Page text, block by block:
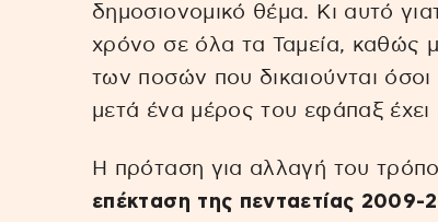
δημοσιονομικό θέμα. Κι αυτό
χρόνο σε όλα τα Ταμεία, καθώς
των ποσών που δικαιούνται
μετά ένα μέρος του εφάπαξ
Η πρόταση για αλλαγή του
επέκταση της πενταετίας 2009-